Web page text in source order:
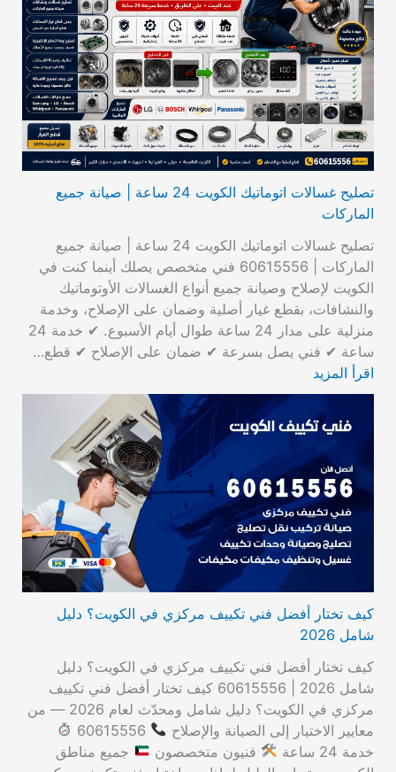
تصليح غسالات اتوماتيك الكويت 24 ساعة | صيانة جميع
الماركات
تصليح غسالات اتوماتيك الكويت 24 ساعة | صيانة جميع
الماركات | 60615556 فني متخصص يصلك أينما كنت في
الكويت لإصلاح وصيانة جميع أنواع الغسالات الأوتوماتيك
والنشافات، بقطع غيار أصلية وضمان على الإصلاح، وخدمة
منزلية على مدار 24 ساعة طوال أيام الأسبوع. ✔ خدمة 24
ساعة ✔ فني يصل بسرعة ✔ ضمان على الإصلاح ✔ قطع…
اقرأ المزيد
كيف تختار أفضل فني تكييف مركزي في الكويت؟ دليل
شامل 2026
كيف تختار أفضل فني تكييف مركزي في الكويت؟ دليل
شامل 2026 | 60615556 كيف تختار أفضل فني تكييف
مركزي في الكويت؟ دليل شامل ومحدّث لعام 2026 — من
معايير الاختيار إلى الصيانة والإصلاح
خدمة 24 ساعة
فنيون متخصصون
جميع مناطق